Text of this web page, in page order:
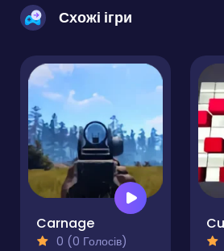
Схожі ігри
Carnage
0 (0 Голосів)